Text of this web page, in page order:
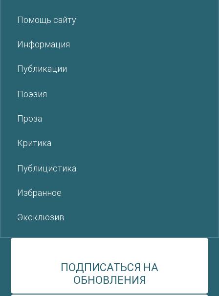
Помощь сайту
Информация
Публикации
Поэзия
Проза
Критика
Публицистика
Избранное
Эксклюзив
ПОДПИСАТЬСЯ НА
ОБНОВЛЕНИЯ